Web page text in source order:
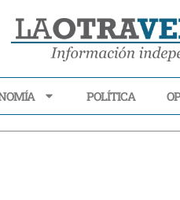
POLÍTICA